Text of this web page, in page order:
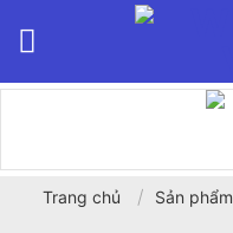
Trang chủ / Sản phẩm